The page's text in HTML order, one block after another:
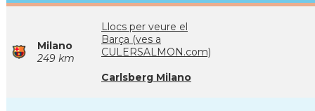
Milano
249 km
Llocs per veure el
Barça (ves a
CULERSALMON.com)
Carlsberg Milano